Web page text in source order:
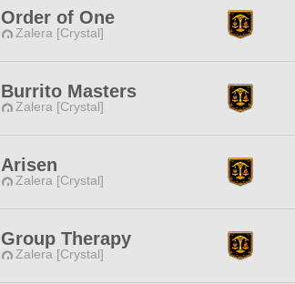
Order of One
Zalera [Crystal]
Burrito Masters
Zalera [Crystal]
Arisen
Zalera [Crystal]
Group Therapy
Zalera [Crystal]